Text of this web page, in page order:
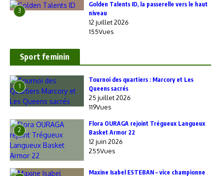
3
Golden Talents ID, la passerelle vers le haut
niveau
12 juillet 2026
155Vues
Sport feminin
1
‎Tournoi des quartiers : Marcory et Les
Queens sacrés
25 juillet 2026
119Vues
2
Flora OURAGA rejoint Trégueux Langueux
Basket Armor 22
12 juin 2026
255Vues
Maxine Isabel ESTEBAN – vice championne